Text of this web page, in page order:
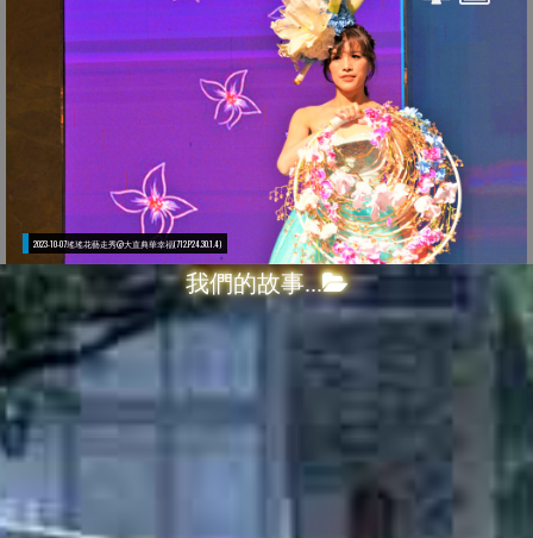
我們的故事...